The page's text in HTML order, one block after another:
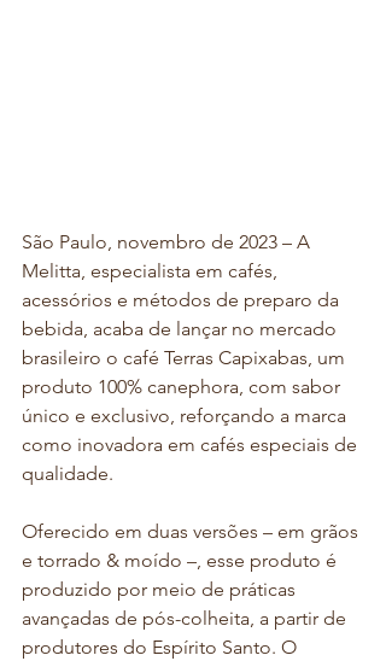
São Paulo, novembro de 2023 – A
Melitta, especialista em cafés,
acessórios e métodos de preparo da
bebida, acaba de lançar no mercado
brasileiro o café Terras Capixabas, um
produto 100% canephora, com sabor
único e exclusivo, reforçando a marca
como inovadora em cafés especiais de
qualidade.
Oferecido em duas versões – em grãos
e torrado & moído –, esse produto é
produzido por meio de práticas
avançadas de pós-colheita, a partir de
produtores do Espírito Santo. O